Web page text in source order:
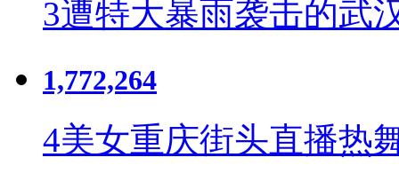
3遭特大暴雨袭击的武
1,772,264
4美女重庆街头直播热